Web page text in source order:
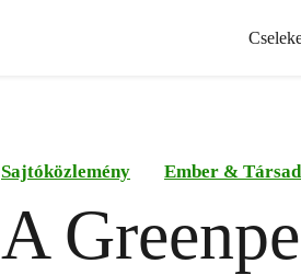
Sajtóközlemény Ember &
A